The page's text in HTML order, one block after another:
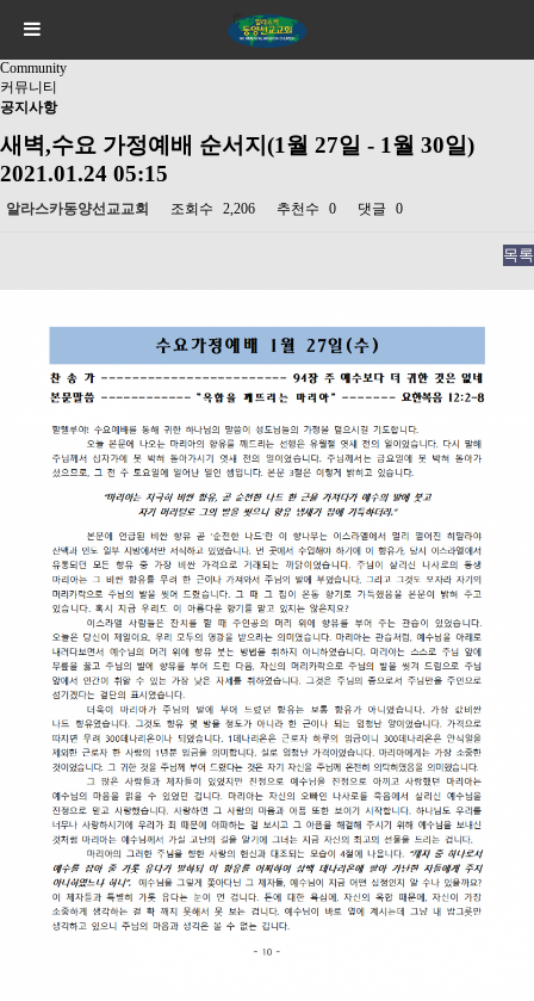
Community
커뮤니티
공지사항
새벽,수요 가정예배 순서지(1월 27일 - 1월 30일)
2021.01.24 05:15
알라스카동양선교교회 조회수 2,206 추천수 0 댓글 0
목록